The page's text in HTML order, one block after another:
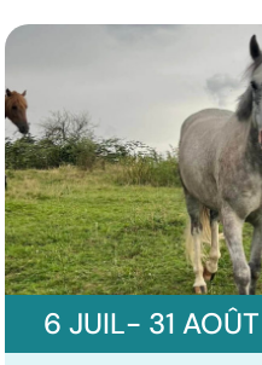
6 JUIL- 31 AOÛT